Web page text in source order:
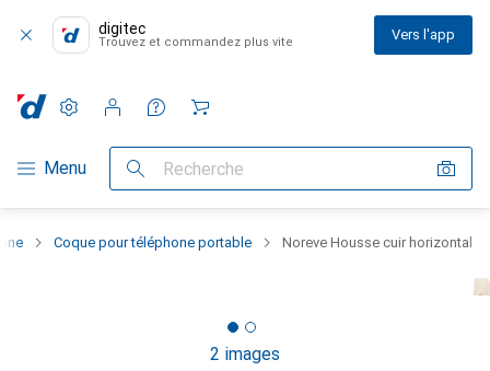
digitec
Trouvez et commandez plus vite Vers l'app
Navigation par catégorie
Menu Recherche
Paramètres
Compte client
Listes de comparaison
Listes d'envies
Panier
Coque pour téléphone portable Noreve Housse cuir horizontal
2 images